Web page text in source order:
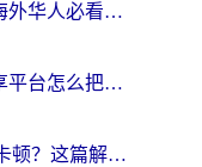
老挝怎么打不开鄂汇办？海外华人必看的回国加速全攻略（附欧洲杯小说流畅技巧）
在泰国用全国信用信息共享平台怎么把定位修改到中国国内？海外党解决国内服务访问难题的实用指南
在国外玩NBA篮球大师总卡顿？这篇解决你所有海外看国内内容的烦恼